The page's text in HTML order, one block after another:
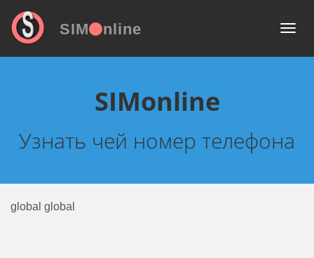
SIM nline
SIMonline
Узнать чей номер телефона
global global